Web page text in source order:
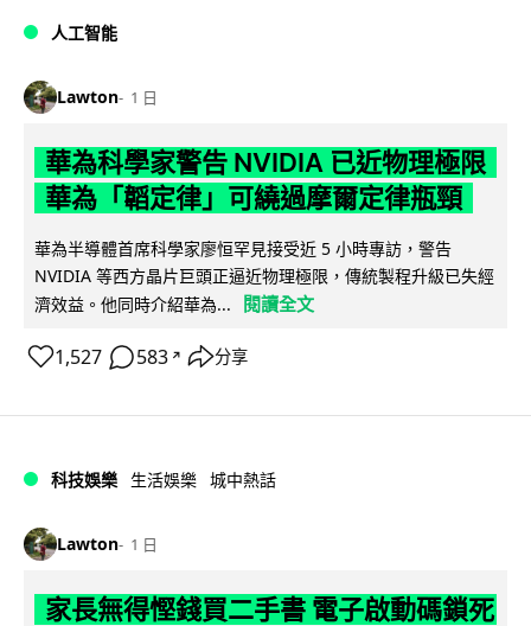
人工智能
Lawton 1 日
華為科學家警告 NVIDIA 已近物理極限
華為「韜定律」可繞過摩爾定律瓶頸
華為半導體首席科學家廖恒罕見接受近 5 小時專訪，警告
NVIDIA 等西方晶片巨頭正逼近物理極限，傳統製程升級已失經
濟效益。他同時介紹華為...
閱讀全文
1,527 583 ↗ 分享
科技娛樂 生活娛樂 城中熱話
Lawton 1 日
家長無得慳錢買二手書 電子啟動碼鎖死